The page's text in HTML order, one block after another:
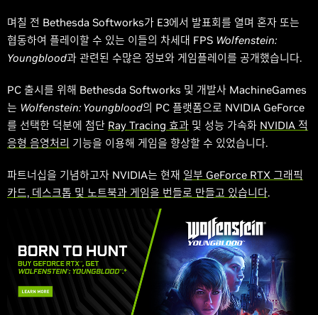
며칠 전 Bethesda Softworks가 E3에서 발표회를 열며 혼자 또는
협동하여 플레이할 수 있는 이들의 차세대 FPS Wolfenstein:
Youngblood과 관련된 수많은 정보와 게임플레이를 공개했습니다.
PC 출시를 위해 Bethesda Softworks 및 개발사 MachineGames
는 Wolfenstein: Youngblood의 PC 플랫폼으로 NVIDIA GeForce
를 선택한 덕분에 첨단 Ray Tracing 효과 및 성능 가속화 NVIDIA 적
응형 음영처리 기능을 이용해 게임을 향상할 수 있었습니다.
파트너십을 기념하고자 NVIDIA는 현재 일부 GeForce RTX 그래픽
카드, 데스크톱 및 노트북과 게임을 번들로 만들고 있습니다.